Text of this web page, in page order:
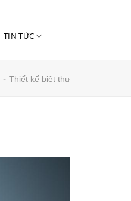
TIN TỨC
- Thiết kế biệt thự